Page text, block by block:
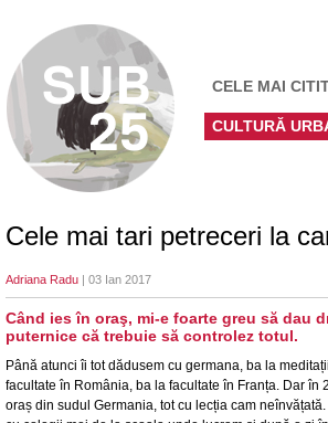
CELE MAI
CULTURĂ
Cele mai tari petreceri la
Adriana Radu | 03 Ian 2017
Când ies în oraş, mi-e foarte greu să dau
puternice că trebuie să controlez totul.
Până atunci îi tot dădusem cu germana, ba la
facultate în România, ba la facultate în Franța. Dar în
oraș din sudul Germania, tot cu lecția cam